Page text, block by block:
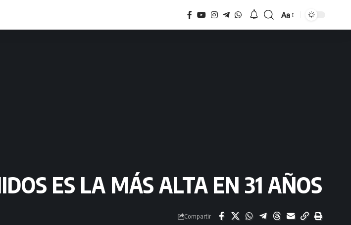
Tamaño
Aa
ES LA MÁS ALTA EN 31 AÑOS
Compartir